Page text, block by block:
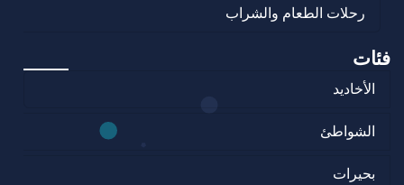
رحلات الطعام والشراب
فئات
الأخاديد
الشواطئ
بحيرات